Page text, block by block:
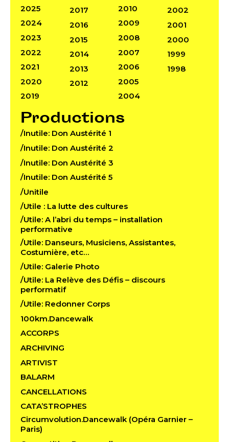
2025
2024
2023
2022
2021
2020
2019
2017
2016
2015
2014
2013
2012
2010
2009
2008
2007
2006
2005
2004
2002
2001
2000
1999
1998
Productions
/Inutile: Don Austérité 1
/Inutile: Don Austérité 2
/Inutile: Don Austérité 3
/Inutile: Don Austérité 5
/Unitile
/Utile : La lutte des cultures
/Utile: A l’abri du temps – installation
performative
/Utile: Danseurs, Musiciens, Assistantes,
Costumière, etc…
/Utile: Galerie Photo
/Utile: La Relève des Défis – discours
performatif
/Utile: Redonner Corps
100km.Dancewalk
ACCORPS
ARCHIVING
ARTIVIST
BALARM
CANCELLATIONS
CATA’STROPHES
Circumvolution.Dancewalk (Opéra Garnier –
Paris)